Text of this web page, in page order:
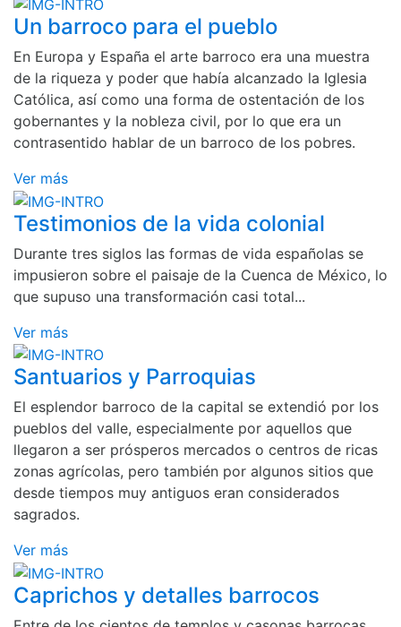
Un barroco para el pueblo
En Europa y España el arte barroco era una muestra
de la riqueza y poder que había alcanzado la Iglesia
Católica, así como una forma de ostentación de los
gobernantes y la nobleza civil, por lo que era un
contrasentido hablar de un barroco de los pobres.
Ver más
Testimonios de la vida colonial
Durante tres siglos las formas de vida españolas se
impusieron sobre el paisaje de la Cuenca de México, lo
que supuso una transformación casi total...
Ver más
Santuarios y Parroquias
El esplendor barroco de la capital se extendió por los
pueblos del valle, especialmente por aquellos que
llegaron a ser prósperos mercados o centros de ricas
zonas agrícolas, pero también por algunos sitios que
desde tiempos muy antiguos eran considerados
sagrados.
Ver más
Caprichos y detalles barrocos